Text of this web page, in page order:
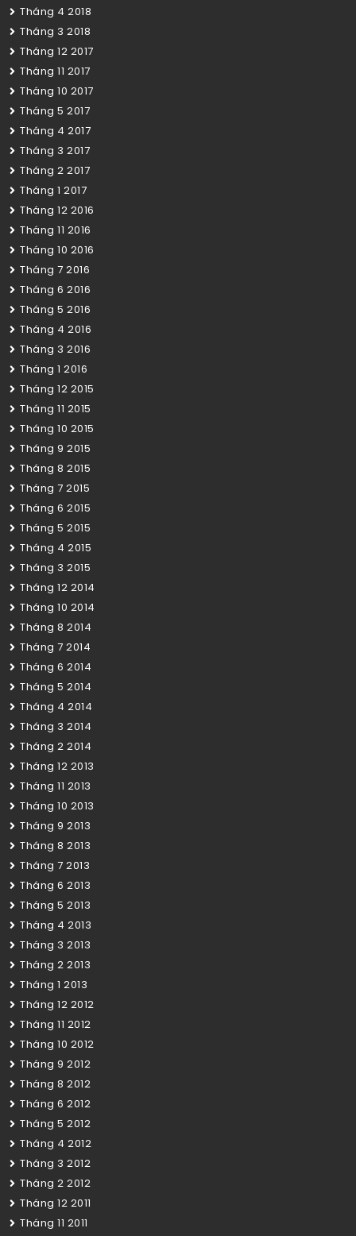
Tháng 4 2018
Tháng 3 2018
Tháng 12 2017
Tháng 11 2017
Tháng 10 2017
Tháng 5 2017
Tháng 4 2017
Tháng 3 2017
Tháng 2 2017
Tháng 1 2017
Tháng 12 2016
Tháng 11 2016
Tháng 10 2016
Tháng 7 2016
Tháng 6 2016
Tháng 5 2016
Tháng 4 2016
Tháng 3 2016
Tháng 1 2016
Tháng 12 2015
Tháng 11 2015
Tháng 10 2015
Tháng 9 2015
Tháng 8 2015
Tháng 7 2015
Tháng 6 2015
Tháng 5 2015
Tháng 4 2015
Tháng 3 2015
Tháng 12 2014
Tháng 10 2014
Tháng 8 2014
Tháng 7 2014
Tháng 6 2014
Tháng 5 2014
Tháng 4 2014
Tháng 3 2014
Tháng 2 2014
Tháng 12 2013
Tháng 11 2013
Tháng 10 2013
Tháng 9 2013
Tháng 8 2013
Tháng 7 2013
Tháng 6 2013
Tháng 5 2013
Tháng 4 2013
Tháng 3 2013
Tháng 2 2013
Tháng 1 2013
Tháng 12 2012
Tháng 11 2012
Tháng 10 2012
Tháng 9 2012
Tháng 8 2012
Tháng 6 2012
Tháng 5 2012
Tháng 4 2012
Tháng 3 2012
Tháng 2 2012
Tháng 12 2011
Tháng 11 2011